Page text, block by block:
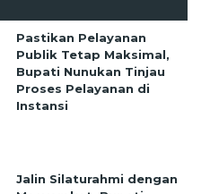
Pastikan Pelayanan
Publik Tetap Maksimal,
Bupati Nunukan Tinjau
Proses Pelayanan di
Instansi
Jalin Silaturahmi dengan